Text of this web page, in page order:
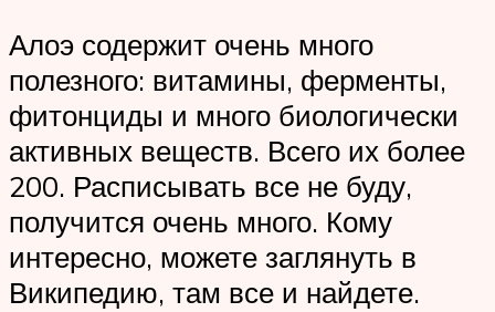
Алоэ содержит очень много
полезного: витамины, ферменты,
фитонциды и много биологически
активных веществ. Всего их более
200. Расписывать все не буду,
получится очень много. Кому
интересно, можете заглянуть в
Википедию, там все и найдете.